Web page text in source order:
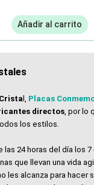
Añadir al carrito
Placas
directos , por lo
los estilos.
24 horas del día los 7
que llevan una vida
les alcanza para hacer